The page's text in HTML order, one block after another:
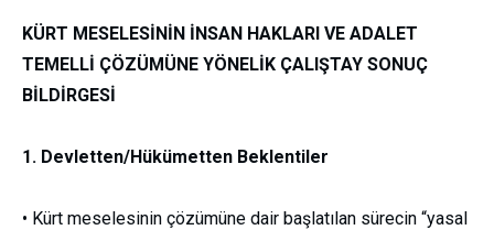
KÜRT MESELESİNİN İNSAN HAKLARI VE ADALET
TEMELLİ ÇÖZÜMÜNE YÖNELİK ÇALIŞTAY SONUÇ
BİLDİRGESİ
1. Devletten/Hükümetten Beklentiler
• Kürt meselesinin çözümüne dair başlatılan sürecin “yasal